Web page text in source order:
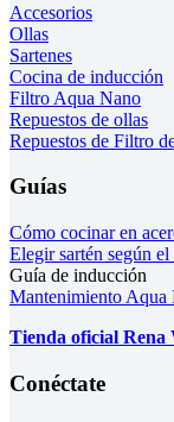
Accesorios
Ollas
Sartenes
Cocina de inducción
Filtro Aqua Nano
Repuestos de ollas
Repuestos de Filtro
Guías
Cómo cocinar en
Elegir sartén según el
Guía de inducción
Mantenimiento Aqua
Tienda oficial Rena
Conéctate